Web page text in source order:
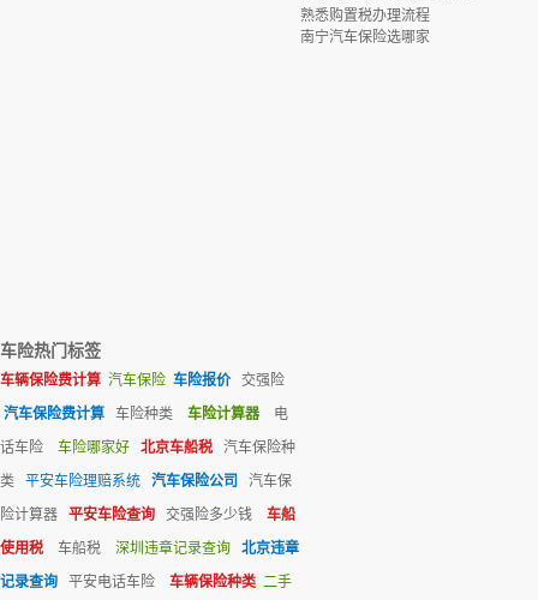
熟悉购置税办理流程
南宁汽车保险选哪家
车险热门标签
车辆保险费计算 汽车保险 车险报价
交强险
汽车保险费计算
车险种类 车险计算器
电
话车险
车险哪家好 北京车船税
汽车保险种
类
平安车险理赔系统 汽车保险公司
汽车保
险计算器
平安车险查询 交强险多少钱
车船
使用税
车船税 深圳违章记录查询
北京违章
记录查询
平安电话车险 车辆保险种类 二手